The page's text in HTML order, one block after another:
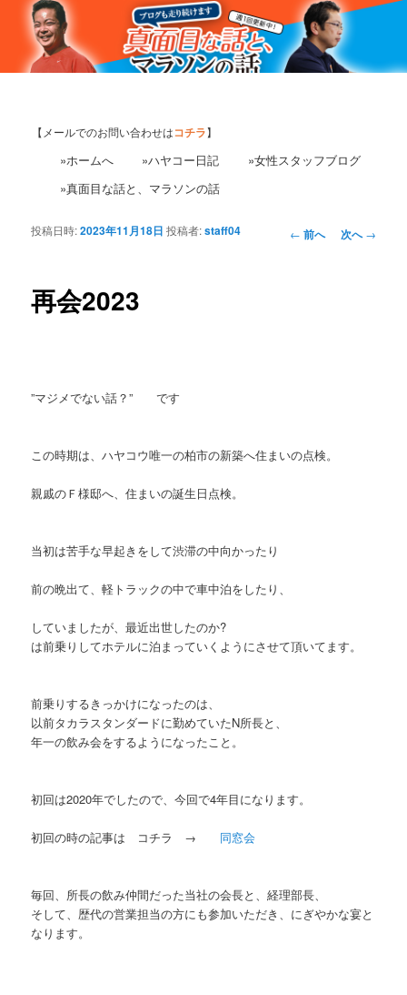
【メールでのお問い合わせはコチラ】
»ホームへ »ハヤコー日記
»女性スタッフブログ
»真面目な話と、マラソンの話
投
← 前へ 次へ→
再会2023
投稿日時:2023年11月18日 投稿者:staff04
”マジメでない話？” です
この時期は、ハヤコウ唯一の柏市の新築へ住まいの点検。
親戚のＦ様邸へ、住まいの誕生日点検。
当初は苦手な早起きをして渋滞の中向かったり
前の晩出て、軽トラックの中で車中泊をしたり、
していましたが、最近出世したのか?
は前乗りしてホテルに泊まっていくようにさせて頂いてます。
前乗りするきっかけになったのは、
以前タカラスタンダードに勤めていたN所長と、
年一の飲み会をするようになったこと。
初回は2020年でしたので、今回で4年目になります。
初回の時の記事は コチラ → 同窓会
毎回、所長の飲み仲間だった当社の会長と、経理部長、
そして、歴代の営業担当の方にも参加いただき、にぎやかな宴と
なります。